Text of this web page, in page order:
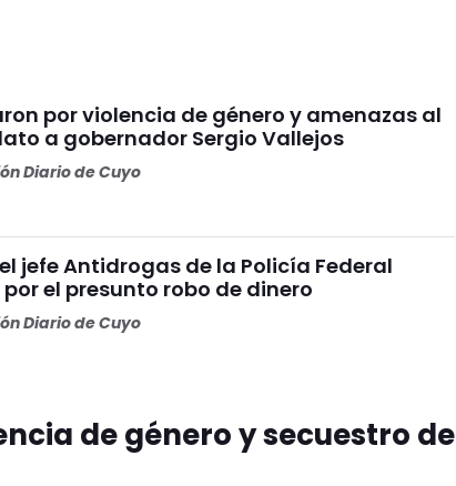
por violencia de género y amenazas al
a gobernador Sergio Vallejos
Diario de Cuyo
jefe Antidrogas de la Policía Federal
el presunto robo de dinero
Diario de Cuyo
de género y secuestro de